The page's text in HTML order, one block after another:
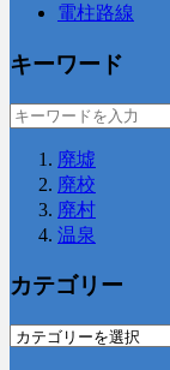
電柱路線
キーワード
廃墟
廃校
廃村
温泉
カテゴリー